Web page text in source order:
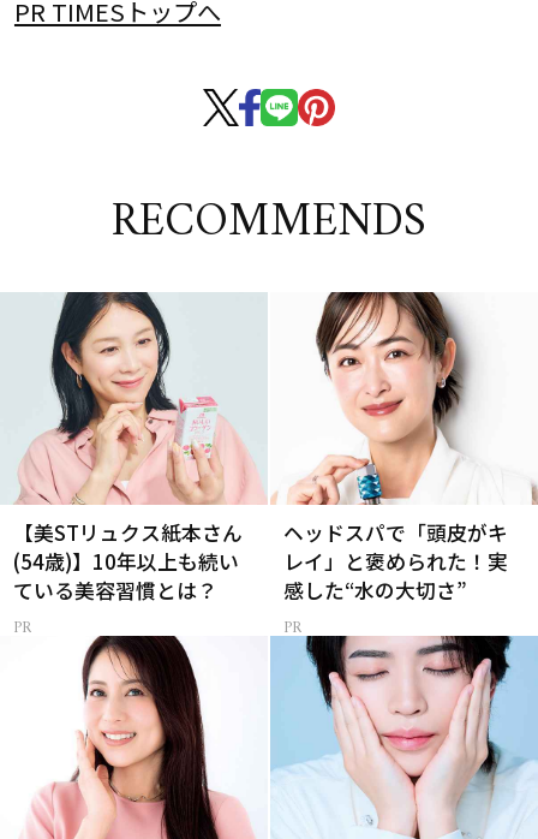
PR TIMESトップへ
RECOMMENDS
【美STリュクス紙本さん
(54歳)】10年以上も続い
ている美容習慣とは？
ヘッドスパで「頭皮がキ
レイ」と褒められた！実
感した“水の大切さ”